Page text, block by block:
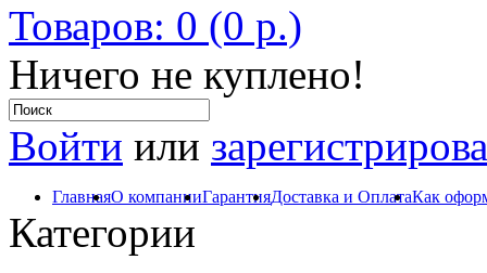
Товаров: 0 (0 р.)
Ничего не куплено!
Войти или
ГлавнаяО компанииГарантияДоставка и ОплатаКак
Категории